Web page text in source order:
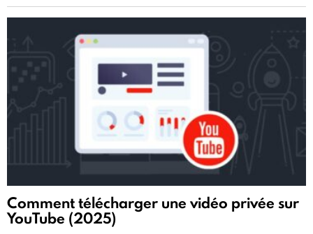
Comment télécharger une vidéo privée sur
YouTube (2025)